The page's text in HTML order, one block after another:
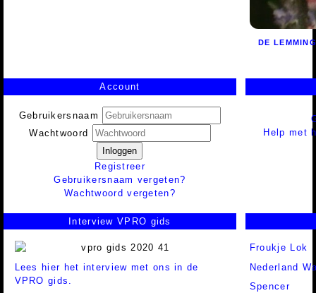
DE
Account
Gebruikersnaam
Wachtwoord
Inloggen
Registreer
Gebruikersnaam vergeten?
Wachtwoord vergeten?
Help met
Interview VPRO gids
Lees hier het interview met ons in de
VPRO gids.
Froukje Lok
Nederland
Spencer